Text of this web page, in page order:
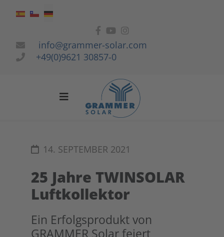
Sprache auswählen
info@grammer-solar.com
+49(0)9621 30857-0
14. SEPTEMBER 2021
25 Jahre TWINSOLAR
Luftkollektor
Ein Erfolgsprodukt von
GRAMMER Solar feiert